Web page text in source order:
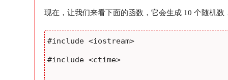
现在，让我们来看下面的函数，它会生成 10 个随机
#include <iostream>
#include <ctime>